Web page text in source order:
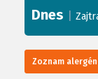
−
Dnes
Zoznam